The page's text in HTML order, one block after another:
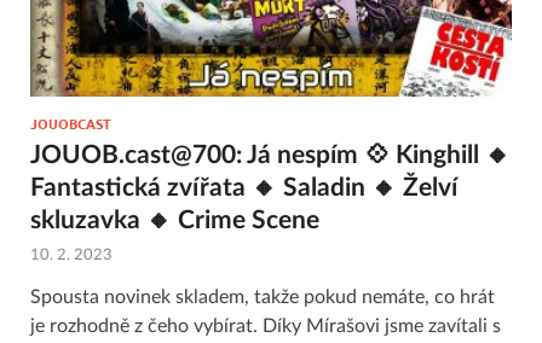
JOUOBCAST
JOUOB.cast@700: Já nespím 💠 Kinghill 🔸
Fantastická zvířata 🔸 Saladin 🔸 Želví
skluzavka 🔸 Crime Scene
10. 2. 2023
Spousta novinek skladem, takže pokud nemáte, co hrát
je rozhodně z čeho vybírat. Díky Mírašovi jsme zavítali s